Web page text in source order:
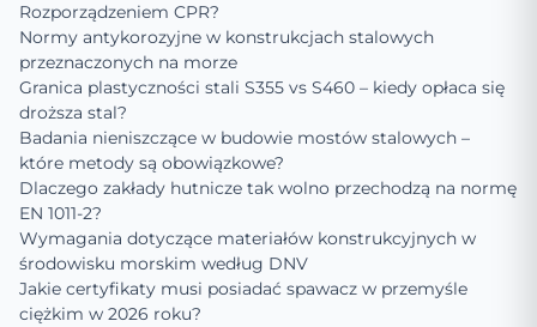
Rozporządzeniem CPR?
Normy antykorozyjne w konstrukcjach stalowych
przeznaczonych na morze
Granica plastyczności stali S355 vs S460 – kiedy opłaca się
droższa stal?
Badania nieniszczące w budowie mostów stalowych –
które metody są obowiązkowe?
Dlaczego zakłady hutnicze tak wolno przechodzą na normę
EN 1011-2?
Wymagania dotyczące materiałów konstrukcyjnych w
środowisku morskim według DNV
Jakie certyfikaty musi posiadać spawacz w przemyśle
ciężkim w 2026 roku?